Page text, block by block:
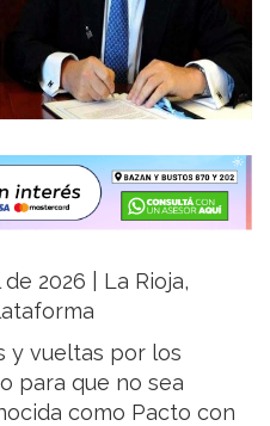
2026 | La Rioja,
y vueltas por los
para que no sea
como Pacto con